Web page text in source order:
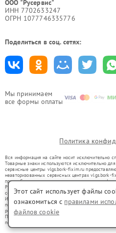
Мы принимаем
все формы оплаты
ООО "Русервис"
ИНН 7702633247
ОГРН 1077746335776
Поделиться в соц. сетях:
Политика
Вся информация на сайте носит исключительно
Товарные знаки используются исключительно
сервисные центры vlgs.bork-fixim.ru
неавторизованных сервисных центрах vlgs.bork-
правообладателями товарных знаков или их
Ремонт осуществляется для устройств, уже
со статьей 1487 ГК РФ.
Использование товарных знаков не преследует
потребителей в заблуждение, а служит для
ремонту техники указанных брендов.
Представленная на сайте информация не
положениями Статьи 437(2) Гражданского кодекса
Этот сайт использует файлы
ознакомиться с правилами
файлов cookie